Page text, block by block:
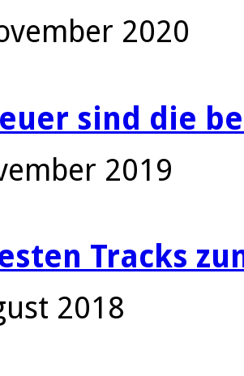
2020
sind die
2019
Tracks
2018